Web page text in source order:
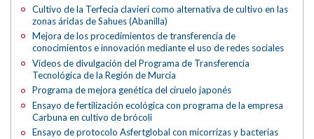
Cultivo de la Terfecia clavieri como alternativa de cultivo en las
zonas áridas de Sahues (Abanilla)
Mejora de los procedimientos de transferencia de
conocimientos e innovación mediante el uso de redes sociales
Vídeos de divulgación del Programa de Transferencia
Tecnológica de la Región de Murcia
Programa de mejora genética del ciruelo japonés
Ensayo de fertilización ecológica con programa de la empresa
Carbuna en cultivo de brócoli
Ensayo de protocolo Asfertglobal con micorrizas y bacterias